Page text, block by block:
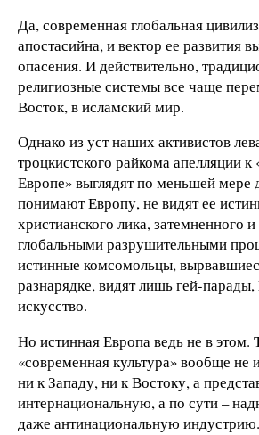
Да, современная глобальная
апостасийна, и вектор ее развития
опасения. И действительно,
религиозные системы все чаще
Восток, в исламский мир.
Однако из уст наших активистов
троцкистского райкома апелляции
Европе» выглядят по меньшей мере
понимают Европу, не видят ее
христианского лика, затемненного
глобальными разрушительными
истинные комсомольцы,
разнарядке, видят лишь гей-
искусство.
Но истинная Европа ведь не в этом.
«современная культура» вообще не
ни к Западу, ни к Востоку, а
интернациональную, а по сути –
даже антинациональную индустрию.